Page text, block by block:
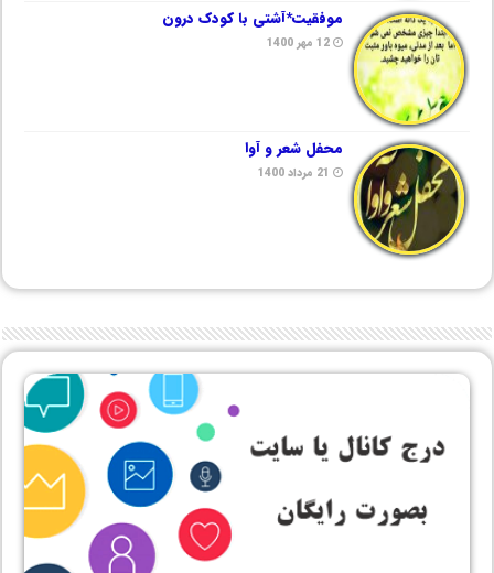
موفقیت*آشتی با کودک درون
12 مهر 1400
محفل شعر و آوا
21 مرداد 1400